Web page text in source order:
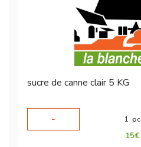
sucre de canne clair 5 KG
-
1 pc
15€